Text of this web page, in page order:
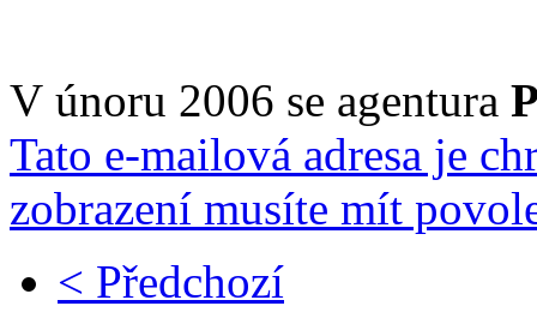
V únoru 2006 se agentura
Tato e-mailová adresa je
zobrazení musíte mít
< Předchozí